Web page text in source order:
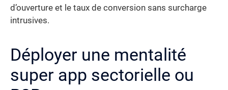
d’ouverture et le taux de conversion sans surcharge
intrusives.
Déployer une mentalité
super app sectorielle ou